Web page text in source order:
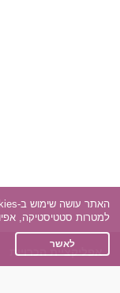
אפליקציית הכרויות
למטרות סטטיסטיקה,
לאשר